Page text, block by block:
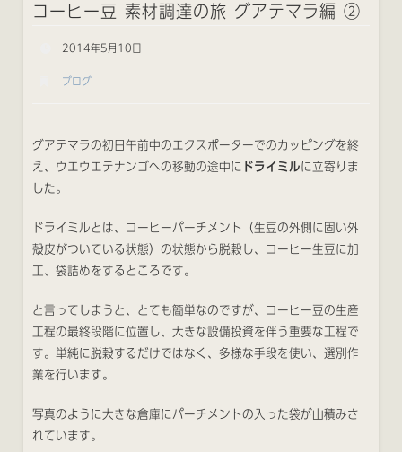
コーヒー豆 素材調達の旅 グアテマラ編 ②
2014年5月10日
ブログ
グアテマラの初日午前中のエクスポーターでのカッピングを終
え、ウエウエテナンゴへの移動の途中に ドライミルに立寄りま
した。
ドライミルとは、コーヒーパーチメント（生豆の外側に固い外
殻皮がついている状態）の状態から脱穀し、コーヒー生豆に加
工、袋詰めをするところです。
と言ってしまうと、とても簡単なのですが、コーヒー豆の生産
工程の最終段階に位置し、大きな設備投資を伴う重要な工程で
す。単純に脱穀するだけではなく、多様な手段を使い、選別作
業を行います。
写真のように大きな倉庫にパーチメントの入った袋が山積みさ
れています。